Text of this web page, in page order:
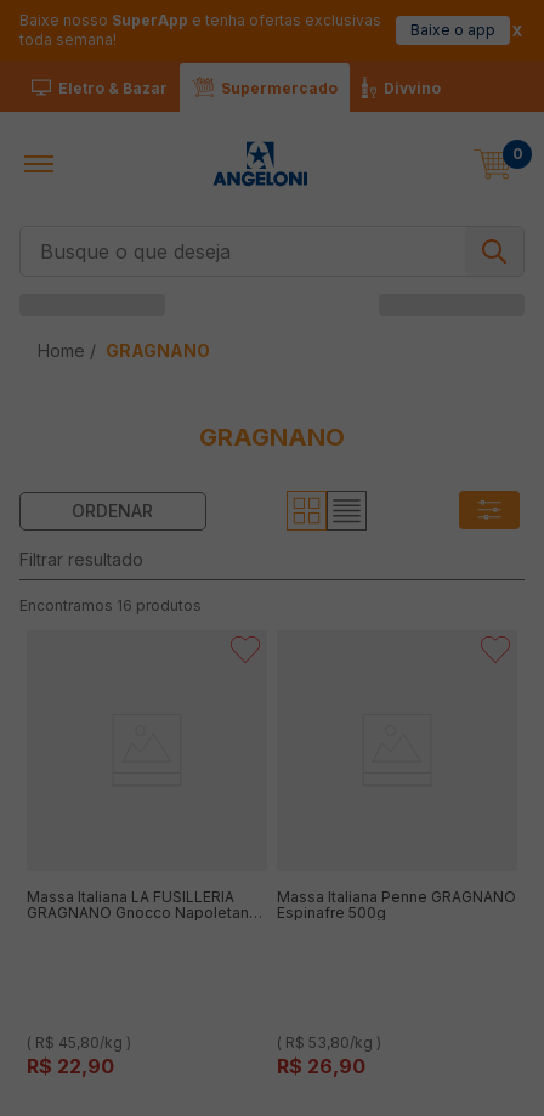
Baixe nosso SuperApp e tenha ofertas exclusivas
toda semana!
Baixe o app
Eletro & Bazar Supermercado Divvino
0
GRAGNANO
GRAGNANO
16 produtos
Massa Italiana LA FUSILLERIA
GRAGNANO Gnocco Napoletano
( R$ 45,80/kg )
R$ 22,90
Massa Italiana Penne GRAGNANO
Espinafre 500g
( R$ 53,80/kg )
R$ 26,90